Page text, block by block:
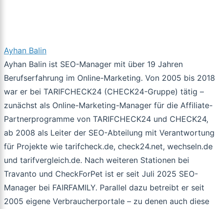
Ayhan Balin
Ayhan Balin ist SEO-Manager mit über 19 Jahren
Berufserfahrung im Online-Marketing. Von 2005 bis 2018
war er bei TARIFCHECK24 (CHECK24-Gruppe) tätig –
zunächst als Online-Marketing-Manager für die Affiliate-
Partnerprogramme von TARIFCHECK24 und CHECK24,
ab 2008 als Leiter der SEO-Abteilung mit Verantwortung
für Projekte wie tarifcheck.de, check24.net, wechseln.de
und tarifvergleich.de. Nach weiteren Stationen bei
Travanto und CheckForPet ist er seit Juli 2025 SEO-
Manager bei FAIRFAMILY. Parallel dazu betreibt er seit
2005 eigene Verbraucherportale – zu denen auch diese